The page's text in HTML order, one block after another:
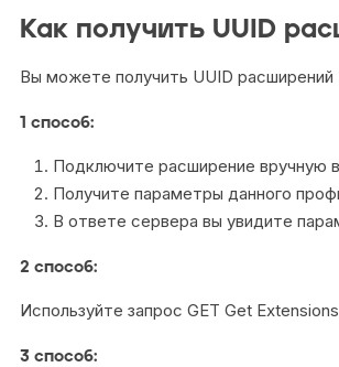
Как получить UUID
Вы можете получить UUID расширений
1 способ:
Подключите расширение вручную
Получите параметры данного
В ответе сервера вы увидите
2 способ:
Используйте запрос GET Get
3 способ: